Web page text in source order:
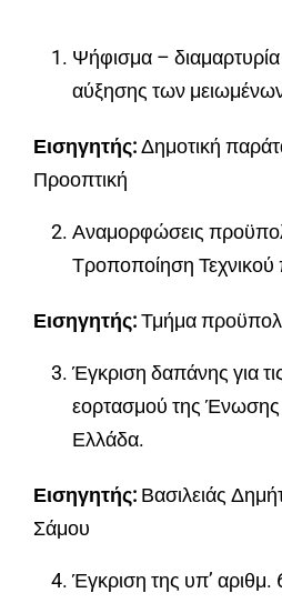
Ψήφισμα – διαμαρτυρία
αύξησης των
Εισηγητής:Δημοτική
Προοπτική
Αναμορφώσεις
Τροποποίηση
Εισηγητής:Τμήμα
Έγκριση δαπάνης για
εορτασμού της Ένωσης
Ελλάδα.
Εισηγητής: Βασιλειάς
Σάμου
Έγκριση της υπ’